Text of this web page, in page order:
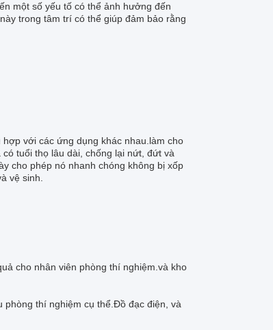
một số yếu tố có thể ảnh hưởng đến
trong tâm trí có thể giúp đảm bảo rằng
với các ứng dụng khác nhau.làm cho
tuổi thọ lâu dài, chống lại nứt, đứt và
cho phép nó nhanh chóng không bị xốp
vệ sinh.
cho nhân viên phòng thí nghiệm.và kho
phòng thí nghiệm cụ thể.Đồ đạc điện, và